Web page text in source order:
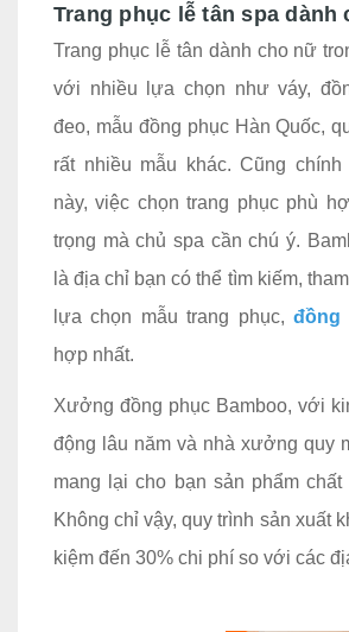
Trang phục lễ tân spa dành
Trang phục lễ tân dành cho nữ
với nhiều lựa chọn như váy,
đeo, mẫu đồng phục Hàn Quốc,
rất nhiều mẫu khác. Cũng
này, việc chọn trang phục phù
trọng mà chủ spa cần chú ý.
là địa chỉ bạn có thể tìm kiếm,
lựa chọn mẫu trang phục, đồng
hợp nhất.
Xưởng đồng phục Bamboo, với
động lâu năm và nhà xưởng quy
mang lại cho bạn sản phẩm
Không chỉ vậy, quy trình sản xuất
kiệm đến 30% chi phí so với các